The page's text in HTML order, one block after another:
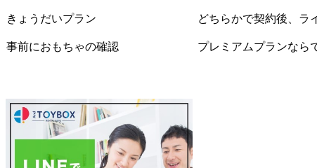
きょうだいプラン どちらかで契約後、ラ
事前におもちゃの確認
プレミアムプランなら